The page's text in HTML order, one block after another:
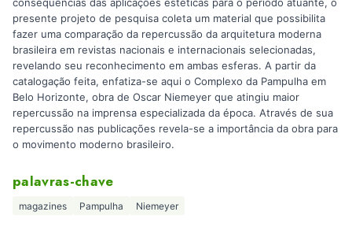
presente projeto de pesquisa coleta um material que possibilita
fazer uma comparação da repercussão da arquitetura moderna
brasileira em revistas nacionais e internacionais selecionadas,
revelando seu reconhecimento em ambas esferas. A partir da
catalogação feita, enfatiza-se aqui o Complexo da Pampulha em
Belo Horizonte, obra de Oscar Niemeyer que atingiu maior
repercussão na imprensa especializada da época. Através de sua
repercussão nas publicações revela-se a importância da obra para
o movimento moderno brasileiro.
palavras-chave
magazines Pampulha Niemeyer